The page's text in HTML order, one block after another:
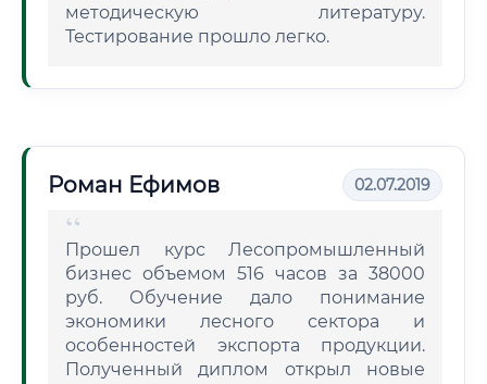
методическую литературу.
Тестирование прошло легко.
Роман Ефимов 02.07.2019
Прошел курс Лесопромышленный
бизнес объемом 516 часов за 38000
руб. Обучение дало понимание
экономики лесного сектора и
особенностей экспорта продукции.
Полученный диплом открыл новые